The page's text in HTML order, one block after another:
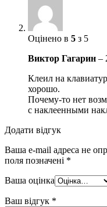
Оцінено в 5 з 5
Виктор Гагарин –
Клеил на
хорошо.
Почему-то нет
с наклеенными
Додати відгук
Ваша e-mail адреса не
поля позначені *
Ваша оцінка
Ваш відгук *